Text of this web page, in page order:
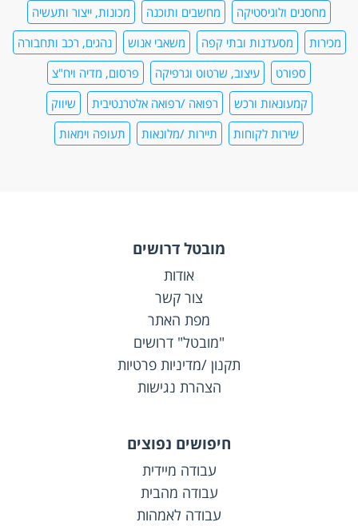
מחסנים ולוגיסטיקה
מחשבים ותוכנה
מכונות, ייצור ותעשיה
מכירות
מסעדנות ובתי קפה משאבי אנוש
נהגים, רכב ותחבורה
ספורט
עיצוב, שרטוט וגרפיקה
פרסום, מדיה ויח"צ
קמעונאות ורכש
רפואה /רפואה אלטרנטיבית
שיווק
שירות לקוחות
תיירות /מלונאות תעופה וימאות
מובטל דרושים
אודות
צור קשר
מפת האתר
"מובטל" דרושים
תקנון /מדיניות פרטיות
הצהרת נגישות
חיפושים נפוצים
עבודה מיידית
עבודה מהבית
עבודה לאמהות